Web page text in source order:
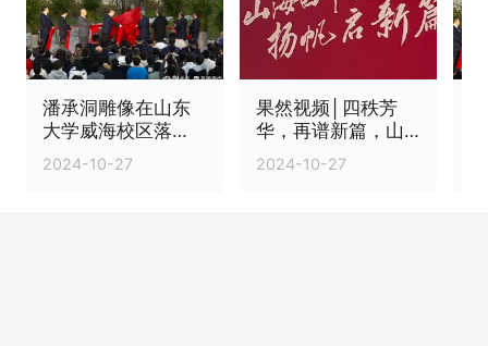
潘承洞雕像在山东
大学威海校区落
成，曾着手创建威
海校区
2024-10-27
果然视频│四秩芳
华，再谱新篇，山
东大学（威海），
重新认识一下
2024-10-27